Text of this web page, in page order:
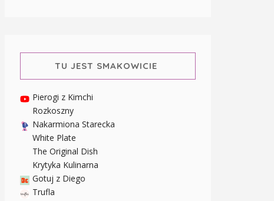
TU JEST SMAKOWICIE
Pierogi z Kimchi
Rozkoszny
Nakarmiona Starecka
White Plate
The Original Dish
Krytyka Kulinarna
Gotuj z Diego
Trufla